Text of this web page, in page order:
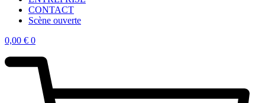
CONTACT
Scène ouverte
0,00 € 0